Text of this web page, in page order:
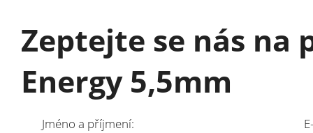
Zeptejte se nás na
Energy 5,5mm
Jméno a příjmení: